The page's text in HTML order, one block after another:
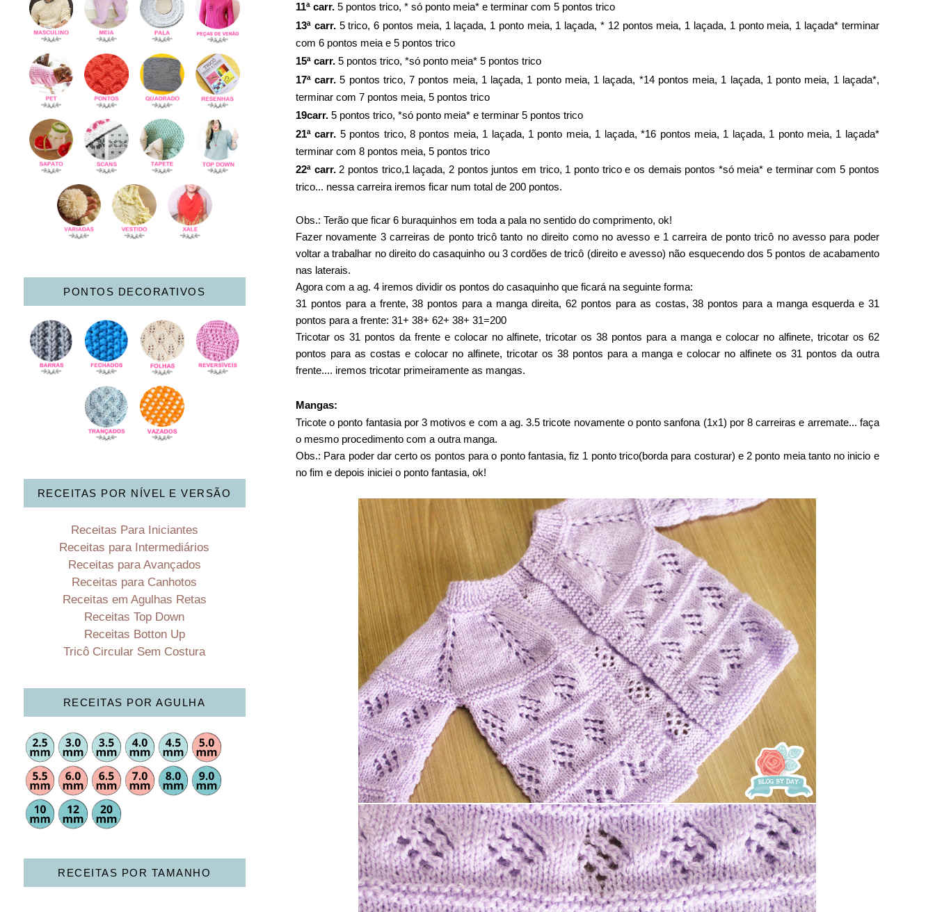
11ª carr.5 pontos trico, * só ponto meia* e terminar com 5 pontos trico
13ª carr.5 trico, 6 pontos meia, 1 laçada, 1 ponto meia, 1 laçada, * 12 pontos meia, 1 laçada, 1 ponto meia, 1 laçada* terminar
com 6 pontos meia e 5 pontos trico
15ª carr. 5 pontos trico, *só ponto meia* 5 pontos trico
17ª carr.5 pontos trico, 7 pontos meia, 1 laçada, 1 ponto meia, 1 laçada, *14 pontos meia, 1 laçada, 1 ponto meia, 1 laçada*,
terminar com 7 pontos meia, 5 pontos trico
19carr. 5 pontos trico, *só ponto meia* e terminar 5 pontos trico
21ª carr. 5 pontos trico, 8 pontos meia, 1 laçada, 1 ponto meia, 1 laçada, *16 pontos meia, 1 laçada, 1 ponto meia, 1 laçada*
terminar com 8 pontos meia, 5 pontos trico
22ª carr.2 pontos trico,1 laçada, 2 pontos juntos em trico, 1 ponto trico e os demais pontos *só meia* e terminar com 5 pontos
trico... nessa carreira iremos ficar num total de 200 pontos.
Obs.: Terão que ficar 6 buraquinhos em toda a pala no sentido do comprimento, ok!
Fazer novamente 3 carreiras de ponto tricô tanto no direito como no avesso e 1 carreira de ponto tricô no avesso para poder
voltar a trabalhar no direito do casaquinho ou 3 cordões de tricô (direito e avesso) não esquecendo dos 5 pontos de acabamento
nas laterais.
Agora com a ag. 4 iremos dividir os pontos do casaquinho que ficará na seguinte forma:
31 pontos para a frente, 38 pontos para a manga direita, 62 pontos para as costas, 38 pontos para a manga esquerda e 31
pontos para a frente: 31+ 38+ 62+ 38+ 31=200
Tricotar os 31 pontos da frente e colocar no alfinete, tricotar os 38 pontos para a manga e colocar no alfinete, tricotar os 62
pontos para as costas e colocar no alfinete, tricotar os 38 pontos para a manga e colocar no alfinete os 31 pontos da outra
frente.... iremos tricotar primeiramente as mangas.
Mangas:
Tricote o ponto fantasia por 3 motivos e com a ag. 3.5 tricote novamente o ponto sanfona (1x1) por 8 carreiras e arremate... faça
o mesmo procedimento com a outra manga.
Obs.: Para poder dar certo os pontos para o ponto fantasia, fiz 1 ponto trico(borda para costurar) e 2 ponto meia tanto no inicio e
no fim e depois iniciei o ponto fantasia, ok!
PONTOS DECORATIVOS
RECEITAS POR NÍVEL E VERSÃO
Receitas Para Iniciantes
Receitas para Intermediários
Receitas para Avançados
Receitas para Canhotos
Receitas em Agulhas Retas
Receitas Top Down
Receitas Botton Up
Tricô Circular Sem Costura
RECEITAS POR AGULHA
RECEITAS POR TAMANHO